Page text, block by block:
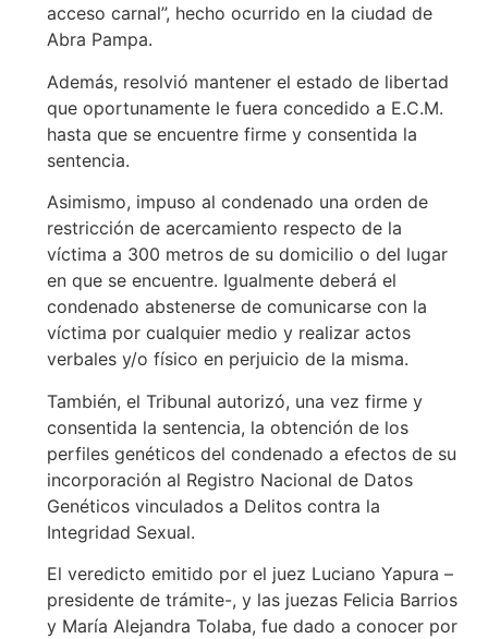
acceso carnal”, hecho ocurrido en la ciudad de
Abra Pampa.
Además, resolvió mantener el estado de libertad
que oportunamente le fuera concedido a E.C.M.
hasta que se encuentre firme y consentida la
sentencia.
Asimismo, impuso al condenado una orden de
restricción de acercamiento respecto de la
víctima a 300 metros de su domicilio o del lugar
en que se encuentre. Igualmente deberá el
condenado abstenerse de comunicarse con la
víctima por cualquier medio y realizar actos
verbales y/o físico en perjuicio de la misma.
También, el Tribunal autorizó, una vez firme y
consentida la sentencia, la obtención de los
perfiles genéticos del condenado a efectos de su
incorporación al Registro Nacional de Datos
Genéticos vinculados a Delitos contra la
Integridad Sexual.
El veredicto emitido por el juez Luciano Yapura –
presidente de trámite-, y las juezas Felicia Barrios
y María Alejandra Tolaba, fue dado a conocer por